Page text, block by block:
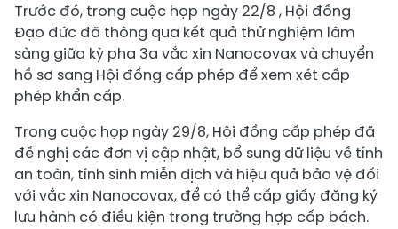
Trước đó, trong cuộc họp ngày 22/8 , Hội đồng
Đạo đức đã thông qua kết quả thử nghiệm lâm
sàng giữa kỳ pha 3a vắc xin Nanocovax và chuyển
hồ sơ sang Hội đồng cấp phép để xem xét cấp
phép khẩn cấp.
Trong cuộc họp ngày 29/8, Hội đồng cấp phép đã
đề nghị các đơn vị cập nhật, bổ sung dữ liệu về tính
an toàn, tính sinh miễn dịch và hiệu quả bảo vệ đối
với vắc xin Nanocovax, để có thể cấp giấy đăng ký
lưu hành có điều kiện trong trường hợp cấp bách.